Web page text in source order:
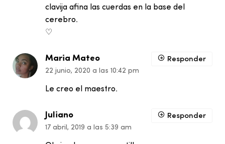
clavija afina las cuerdas en la base del
cerebro.
⁠♡
Maria Mateo
22 junio, 2020 a las 10:42 pm
Le creo el maestro.
Responder
Juliano
17 abril, 2019 a las 5:39 am
Responder